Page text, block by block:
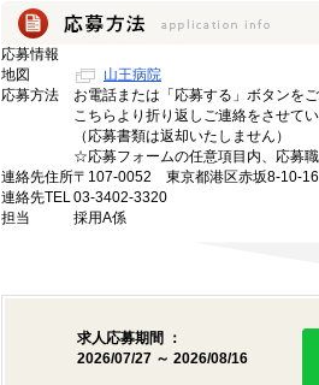
応募情報
地図
山王病院
応募方法
お電話または「応募する」ボタンをご
こちらより折り返しご連絡をさせてい
（応募書類は返却いたしません）
☆応募フォームの任意項目内、応募
連絡先住所〒107-0052 東京都港区赤坂8-10-16
連絡先TEL03-3402-3320
担当
採用A係
求人応募期間 ：
2026/07/27 ～ 2026/08/16